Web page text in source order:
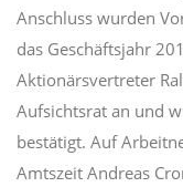
Anschluss wurden
das Geschäftsjahr
Aktionärsvertreter
Aufsichtsrat an und
bestätigt. Auf
Amtszeit Andreas